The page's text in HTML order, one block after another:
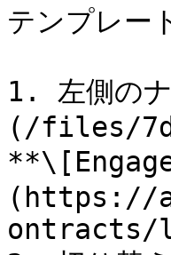
テンプレー
1. 左側の
(/files/
(https://
ontracts/